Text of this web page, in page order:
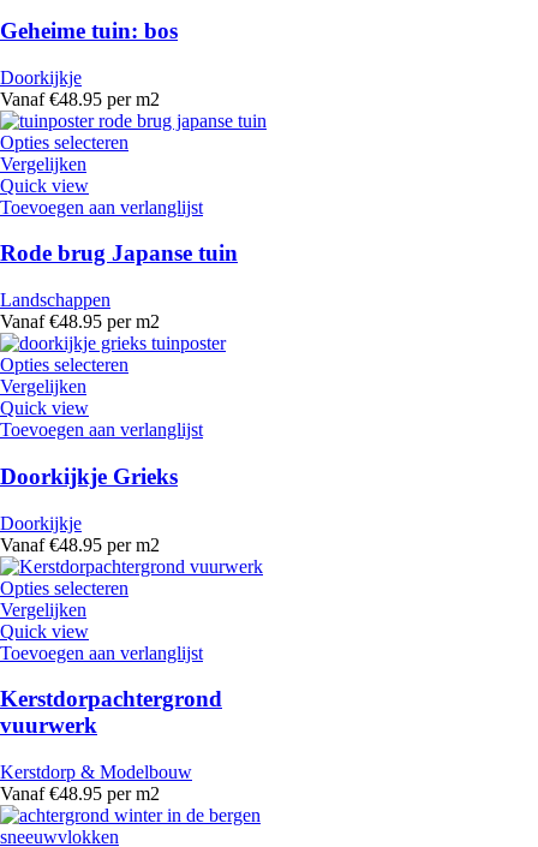
Geheime tuin: bos
Doorkijkje
Vanaf €48.95 per m2
Opties selecteren
Vergelijken
Quick view
Toevoegen aan verlanglijst
Rode brug Japanse tuin
Landschappen
Vanaf €48.95 per m2
Opties selecteren
Vergelijken
Quick view
Toevoegen aan verlanglijst
Doorkijkje Grieks
Doorkijkje
Vanaf €48.95 per m2
Opties selecteren
Vergelijken
Quick view
Toevoegen aan verlanglijst
Kerstdorpachtergrond
vuurwerk
Kerstdorp & Modelbouw
Vanaf €48.95 per m2